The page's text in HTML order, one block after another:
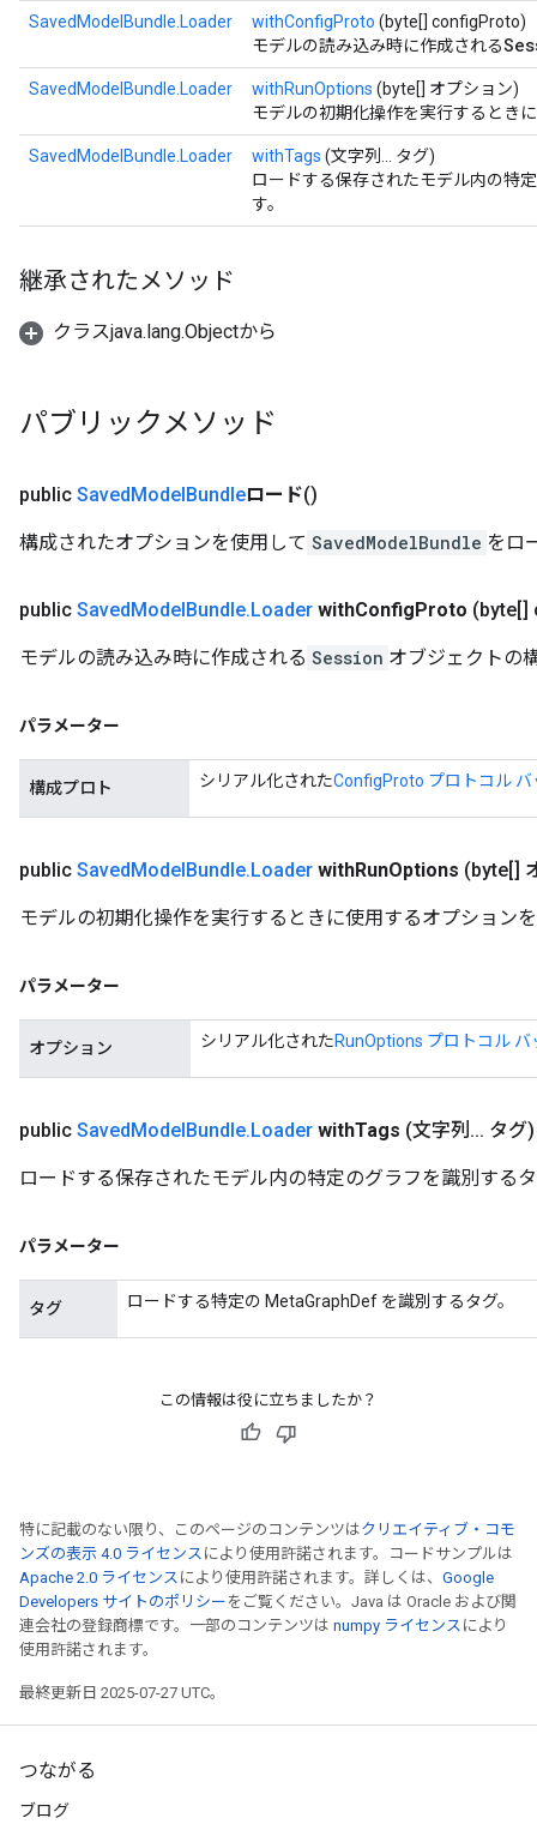
SavedModelBundle.Loader withConfigProto (byte[] configProto)
モデルの読み込み時に作成される
SavedModelBundle.Loader withRunOptions (byte[] オプション)
モデルの初期化操作を実行するとき
SavedModelBundle.Loader withTags (文字列... タグ)
ロードする保存されたモデル内の特
す。
継承されたメソッド
クラスjava.lang.Objectから
パブリックメソッド
public SavedModelBundleロード()
構成されたオプションを使用して SavedModelBundle をロ
public SavedModelBundle.Loader withConfigProto (byte[]
モデルの読み込み時に作成される Session オブジェクトの
パラメーター
構成プロト シリアル化されたConfigProto プロトコル バ
public SavedModelBundle.Loader withRunOptions (byte[]
モデルの初期化操作を実行するときに使用するオプション
パラメーター
オプション シリアル化されたRunOptions プロトコル バ
public SavedModelBundle.Loader withTags (文字列... タグ)
ロードする保存されたモデル内の特定のグラフを識別する
パラメーター
タグ ロードする特定の MetaGraphDef を識別するタグ。
この情報は役に立ちましたか？
特に記載のない限り、このページのコンテンツはクリエイティブ・コモ
ンズの表示 4.0 ライセンス により使用許諾されます。コードサンプルは
Apache 2.0 ライセンス により使用許諾されます。詳しくは、 Google
Developers サイトのポリシー をご覧ください。Java は Oracle および関
連会社の登録商標です。一部のコンテンツは numpy ライセンス により
使用許諾されます。
最終更新日 2025-07-27 UTC。
つながる
ブログ